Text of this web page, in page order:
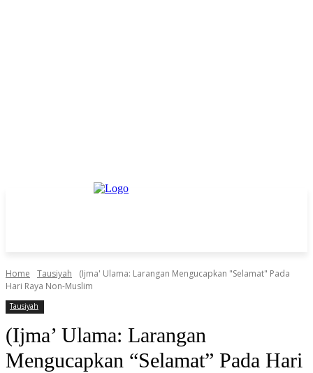
Home Tausiyah
(Ijma' Ulama: Larangan Mengucapkan "Selamat" Pada
Hari Raya Non-Muslim
Tausiyah
(Ijma’ Ulama: Larangan
Mengucapkan “Selamat” Pada Hari